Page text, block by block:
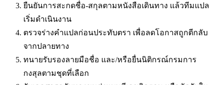
ยืนยันการสะกดชื่อ-สกุลตามหนังสือเดินทาง แล้วทีมแปล
เริ่มดำเนินงาน
ตรวจร่างคำแปลก่อนประทับตรา เพื่อลดโอกาสถูกตีกลับ
จากปลายทาง
ทนายรับรองลายมือชื่อ และ/หรือยื่นนิติกรณ์กรมการ
กงสุลตามชุดที่เลือก